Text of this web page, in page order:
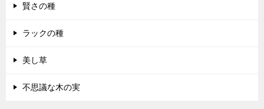
賢さの種
ラックの種
美し草
不思議な木の実